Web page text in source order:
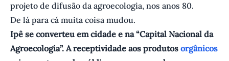
projeto de difusão da agroecologia, nos anos 80.
De lá para cá muita coisa mudou.
Ipê se converteu em cidade e na “Capital Nacional da
Agroecologia”. A receptividade aos produtos orgânicos